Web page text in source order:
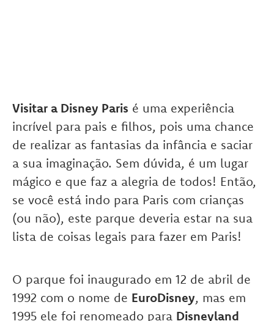
Visitar a Disney Paris é uma experiência
incrível para pais e filhos, pois uma chance
de realizar as fantasias da infância e saciar
a sua imaginação. Sem dúvida, é um lugar
mágico e que faz a alegria de todos! Então,
se você está indo para Paris com crianças
(ou não), este parque deveria estar na sua
lista de coisas legais para fazer em Paris!
O parque foi inaugurado em 12 de abril de
1992 com o nome de EuroDisney, mas em
1995 ele foi renomeado para Disneyland